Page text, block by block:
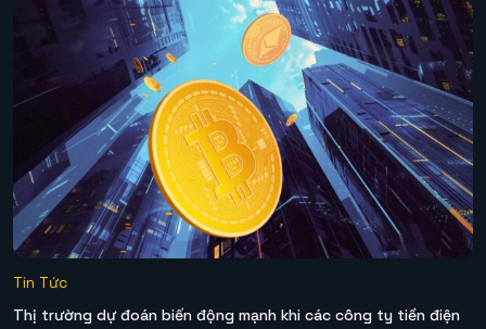
Tin Tức
Thị trường dự đoán biến động mạnh khi các công ty tiền điện